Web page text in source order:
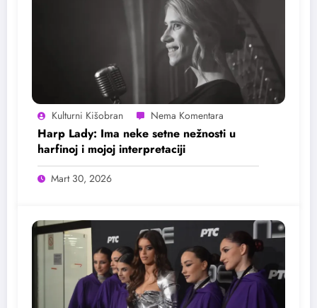
Kulturni Kišobran
Harp Lady: Ima neke setne nežnosti u
harfinoj i mojoj interpretaciji
Mart 30, 2026